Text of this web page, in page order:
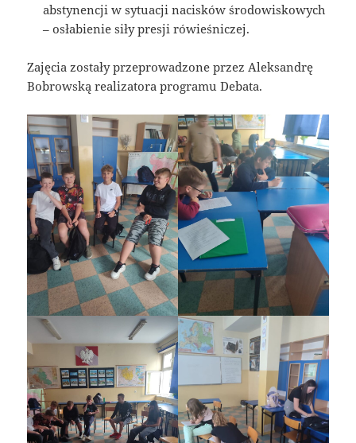
abstynencji w sytuacji nacisków środowiskowych
– osłabienie siły presji rówieśniczej.
Zajęcia zostały przeprowadzone przez Aleksandrę
Bobrowską realizatora programu Debata.